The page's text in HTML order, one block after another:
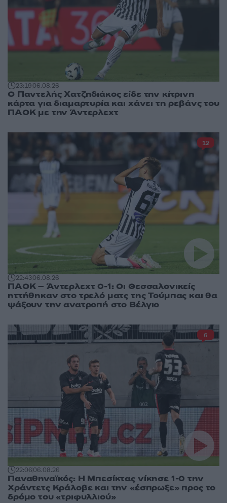
23:1906.08.26
Ο Παντελής Χατζηδιάκος είδε την κίτρινη
κάρτα για διαμαρτυρία και χάνει τη ρεβάνς του
ΠΑΟΚ με την Άντερλεχτ
22:4306.08.26
ΠΑΟΚ – Άντερλεχτ 0-1: Οι Θεσσαλονικείς
ηττήθηκαν στο τρελό ματς της Τούμπας και θα
ψάξουν την ανατροπή στο Βέλγιο
12
22:0606.08.26
Παναθηναϊκός: Η Μπεσίκτας νίκησε 1-0 την
Χράντετς Κράλοβε και την «έσπρωξε» προς το
δρόμο του «τριφυλλιού»
6